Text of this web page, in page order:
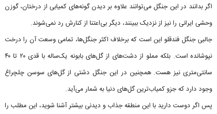
اگر بدانند در این جنگل می‌توانند علاوه بر دیدن گونه‌های کمیابی از درختان، گوزن
وحشی ایرانی را نیز از نزدیک ببینند، دیگر بی‌اعتنا از کنارش رد نمی‌شوند.
جالبی جنگل فندقلو این است که برخلاف اکثر جنگل‌ها، تمامی وسعت آن را درخت
نپوشانده است. بلکه مملو از دشت‌های از گل‌های بابونه یک‌ساله با قدی ۲۰ تا ۴۰
سانتی‌متری نیز هست. همچنین در این جنگل دشتی از گل‌های سوسن چلچراغ
وجود دارد که جزو کمیاب‌ترین گل‌های دنیا به شمار می‌آید.
پس اگر دوست دارید با این منطقه جذاب و دیدنی بیشتر آشنا شوید، این مطلب را